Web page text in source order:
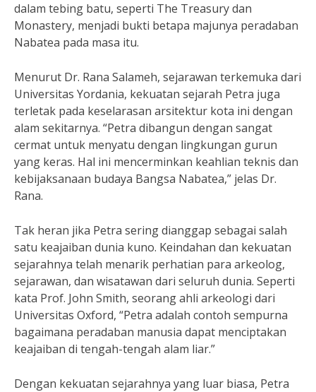
dalam tebing batu, seperti The Treasury dan
Monastery, menjadi bukti betapa majunya peradaban
Nabatea pada masa itu.
Menurut Dr. Rana Salameh, sejarawan terkemuka dari
Universitas Yordania, kekuatan sejarah Petra juga
terletak pada keselarasan arsitektur kota ini dengan
alam sekitarnya. “Petra dibangun dengan sangat
cermat untuk menyatu dengan lingkungan gurun
yang keras. Hal ini mencerminkan keahlian teknis dan
kebijaksanaan budaya Bangsa Nabatea,” jelas Dr.
Rana.
Tak heran jika Petra sering dianggap sebagai salah
satu keajaiban dunia kuno. Keindahan dan kekuatan
sejarahnya telah menarik perhatian para arkeolog,
sejarawan, dan wisatawan dari seluruh dunia. Seperti
kata Prof. John Smith, seorang ahli arkeologi dari
Universitas Oxford, “Petra adalah contoh sempurna
bagaimana peradaban manusia dapat menciptakan
keajaiban di tengah-tengah alam liar.”
Dengan kekuatan sejarahnya yang luar biasa, Petra